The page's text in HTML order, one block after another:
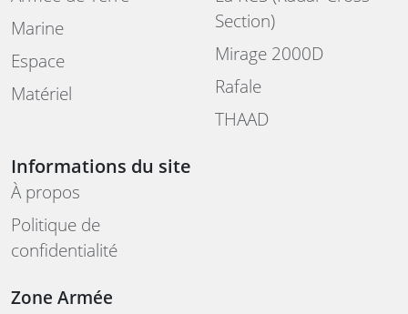
Marine
Espace
Matériel
Section)
Mirage 2000D
Rafale
THAAD
Informations du site
À propos
Politique de
confidentialité
Zone Armée